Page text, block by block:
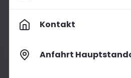
Kontakt
Anfahrt